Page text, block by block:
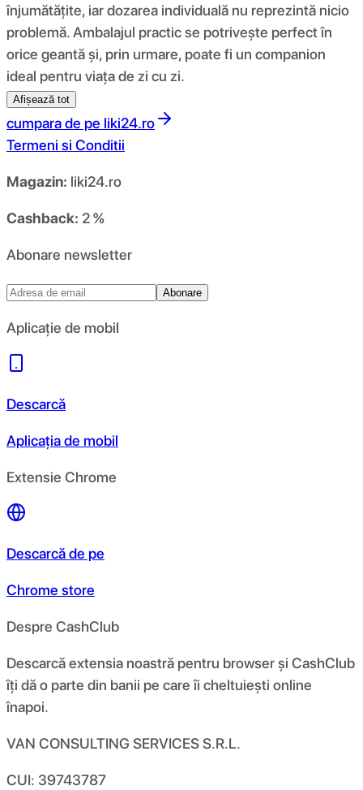
înjumătățite, iar dozarea individuală nu reprezintă nicio
problemă. Ambalajul practic se potrivește perfect în
orice geantă și, prin urmare, poate fi un companion
ideal pentru viața de zi cu zi.
Afișează tot
cumpara de pe liki24.ro
Termeni si Conditii
Magazin: liki24.ro
Cashback: 2 %
Abonare newsletter
Abonare
Aplicație de mobil
Descarcă
Aplicația de mobil
Extensie Chrome
Descarcă de pe
Chrome store
Despre CashClub
Descarcă extensia noastră pentru browser și CashClub
îți dă o parte din banii pe care îi cheltuiești online
înapoi.
VAN CONSULTING SERVICES S.R.L.
CUI: 39743787